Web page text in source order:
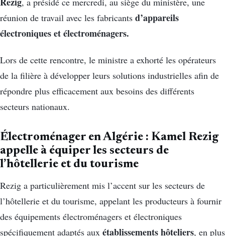
réunion de travail avec les fabricants d’appareils
électroniques et électroménagers.
Lors de cette rencontre, le ministre a exhorté les opérateurs
de la filière à développer leurs solutions industrielles afin de
répondre plus efficacement aux besoins des différents
secteurs nationaux.
Électroménager en Algérie : Kamel Rezig
appelle à équiper les secteurs de
l’hôtellerie et du tourisme
Rezig a particulièrement mis l’accent sur les secteurs de
l’hôtellerie et du tourisme, appelant les producteurs à fournir
des équipements électroménagers et électroniques
spécifiquement adaptés aux établissements hôteliers, en plus